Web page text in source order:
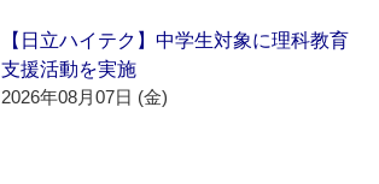
【日立ハイテク】中学生対象に理科教育
支援活動を実施
2026年08月07日 (金)